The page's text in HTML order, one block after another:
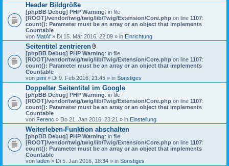
Header Bildgröße
[phpBB Debug] PHP Warning: in file
[ROOT]/vendor/twig/twig/lib/Twig/Extension/Core.php on line 1107:
count(): Parameter must be an array or an object that implements
Countable
von MatAf » Di 15. Mär 2016, 22:09 » in Einrichtung
Seitentitel zentrieren
D
a
t
i
a
n
h
a
n
[phpBB Debug] PHP Warning: in file
[ROOT]/vendor/twig/twig/lib/Twig/Extension/Core.php on line 1107:
count(): Parameter must be an array or an object that implements
Countable
von pimi » Di 9. Feb 2016, 21:45 » in Sonstiges
Doppelter Seitentitel im Google
[phpBB Debug] PHP Warning: in file
[ROOT]/vendor/twig/twig/lib/Twig/Extension/Core.php on line 1107:
count(): Parameter must be an array or an object that implements
Countable
von Ferenc » Do 21. Jan 2016, 23:21 » in Einstellung
Weiterleben-Funktion abschalten
[phpBB Debug] PHP Warning: in file
[ROOT]/vendor/twig/twig/lib/Twig/Extension/Core.php on line 1107:
count(): Parameter must be an array or an object that implements
Countable
von laden » Di 5. Jan 2016, 18:34 » in Sonstiges